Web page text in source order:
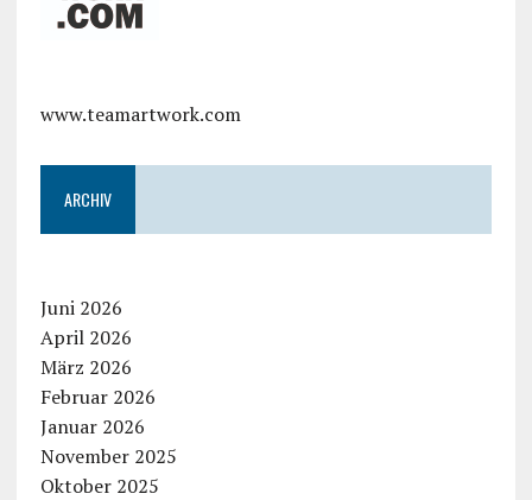
www.teamartwork.com
ARCHIV
Juni 2026
April 2026
März 2026
Februar 2026
Januar 2026
November 2025
Oktober 2025